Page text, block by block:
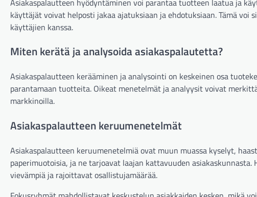
käyttäjät voivat helposti jakaa ajatuksiaan ja ehdotuksiaan. Tämä
käyttäjien kanssa.
Miten kerätä ja analysoida asiakaspalautetta?
Asiakaspalautteen kerääminen ja analysointi on keskeinen osa
parantamaan tuotteita. Oikeat menetelmät ja analyysit voivat
markkinoilla.
Asiakaspalautteen keruumenetelmät
Asiakaspalautteen keruumenetelmiä ovat muun muassa kyselyt,
paperimuotoisia, ja ne tarjoavat laajan kattavuuden
vievämpiä ja rajoittavat osallistujamäärää.